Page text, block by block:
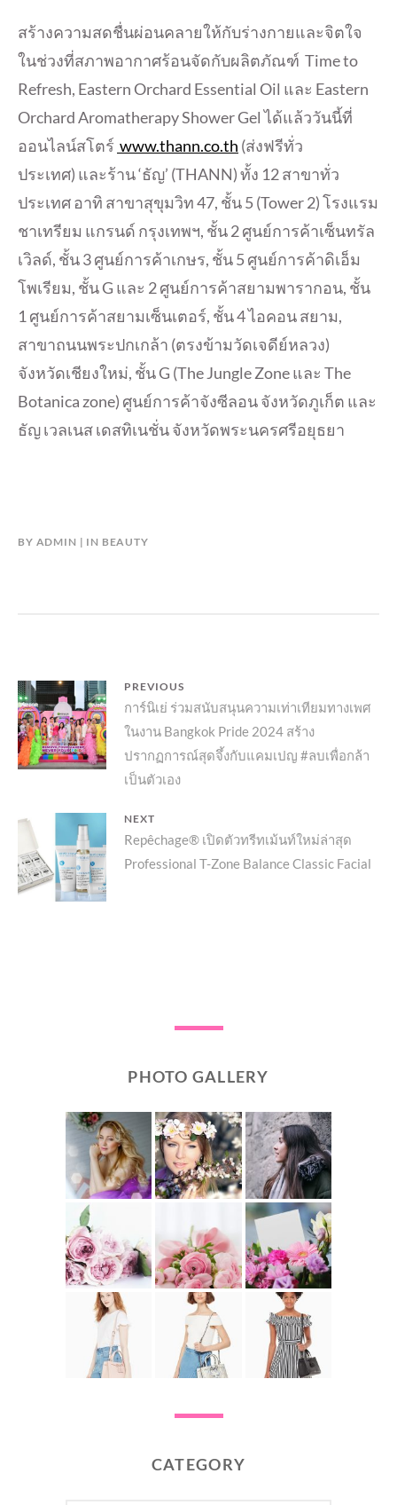
สร้างความสดชื่นผ่อนคลายให้กับร่างกายและจิตใจ
ในช่วงที่สภาพอากาศร้อนจัดกับผลิตภัณฑ์ Time to
Refresh, Eastern Orchard Essential Oil และ Eastern
Orchard Aromatherapy Shower Gel ได้แล้ววันนี้ที่
ออนไลน์สโตร์ www.thann.co.th (ส่งฟรีทั่ว
ประเทศ) และร้าน ‘ธัญ’ (THANN) ทั้ง 12 สาขาทั่ว
ประเทศ อาทิ สาขาสุขุมวิท 47, ชั้น 5 (Tower 2) โรงแรม
ชาเทรียม แกรนด์ กรุงเทพฯ, ชั้น 2 ศูนย์การค้าเซ็นทรัล
เวิลด์, ชั้น 3 ศูนย์การค้าเกษร, ชั้น 5 ศูนย์การค้าดิเอ็ม
โพเรียม, ชั้น G และ 2 ศูนย์การค้าสยามพารากอน, ชั้น
1 ศูนย์การค้าสยามเซ็นเตอร์, ชั้น 4 ไอคอน สยาม,
สาขาถนนพระปกเกล้า (ตรงข้ามวัดเจดีย์หลวง)
จังหวัดเชียงใหม่, ชั้น G (The Jungle Zone และ The
Botanica zone) ศูนย์การค้าจังซีลอน จังหวัดภูเก็ต และ
ธัญ เวลเนส เดสทิเนชั่น จังหวัดพระนครศรีอยุธยา
BY ADMIN IN BEAUTY
แนะแนว
เรื่อง
PREVIOUS
Previous
post:
การ์นิเย่ ร่วมสนับสนุนความเท่าเทียมทางเพศ
ในงาน Bangkok Pride 2024 สร้าง
ปรากฏการณ์สุดจึ้งกับแคมเปญ #ลบเพื่อกล้า
เป็นตัวเอง
NEXT
Next
post:
Repêchage® เปิดตัวทรีทเม้นท์ใหม่ล่าสุด
Professional T-Zone Balance Classic Facial
PHOTO GALLERY
CATEGORY